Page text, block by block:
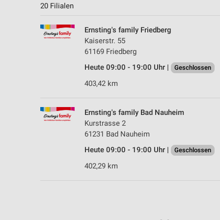
20 Filialen
Ernsting's family Friedberg
Kaiserstr. 55
61169 Friedberg
Heute 09:00 - 19:00 Uhr |
Geschlossen
403,42 km
Ernsting's family Bad Nauheim
Kurstrasse 2
61231 Bad Nauheim
Heute 09:00 - 19:00 Uhr |
Geschlossen
402,29 km